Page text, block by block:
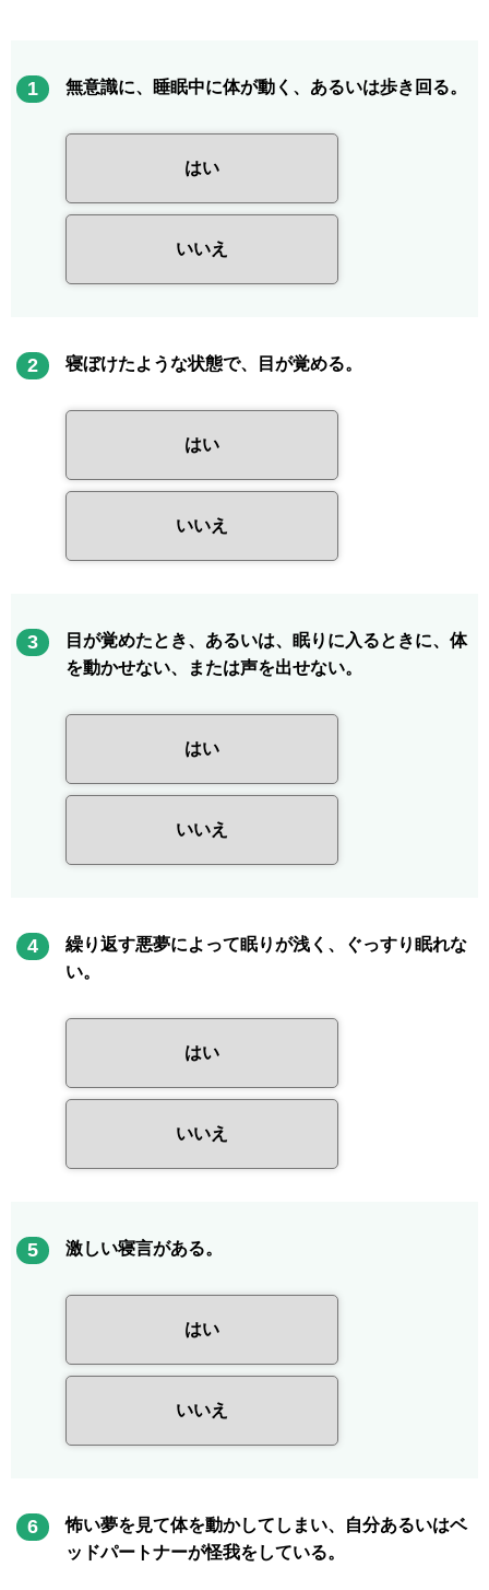
1 無意識に、睡眠中に体が動く、あるいは歩き回る。
はい
いいえ
2 寝ぼけたような状態で、目が覚める。
はい
いいえ
3
目が覚めたとき、あるいは、眠りに入るときに、体
を動かせない、または声を出せない。
はい
いいえ
4
繰り返す悪夢によって眠りが浅く、ぐっすり眠れな
い。
はい
いいえ
5 激しい寝言がある。
はい
いいえ
6
怖い夢を見て体を動かしてしまい、自分あるいはベ
ッドパートナーが怪我をしている。